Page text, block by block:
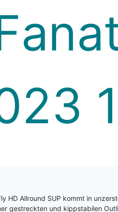
HD Allround SUP kommt in
gestreckten und kippstabilen